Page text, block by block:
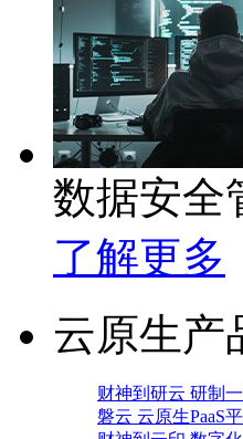
数据安全
了解更多
云原生产
财神到研云 研制
磐云 云原生PaaS